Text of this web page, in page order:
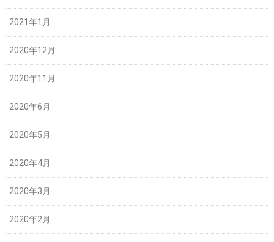
2021年1月
2020年12月
2020年11月
2020年6月
2020年5月
2020年4月
2020年3月
2020年2月